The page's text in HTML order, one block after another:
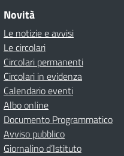
Novità
Le notizie e avvisi
Le circolari
Circolari permanenti
Circolari in evidenza
Calendario eventi
Albo online
Documento Programmatico
Avviso pubblico
Giornalino d’Istituto